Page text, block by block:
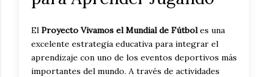
El Proyecto Vivamos el Mundial de Fútbol es una
excelente estrategia educativa para integrar el
aprendizaje con uno de los eventos deportivos más
importantes del mundo. A través de actividades